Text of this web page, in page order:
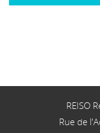
REISO
Rue de